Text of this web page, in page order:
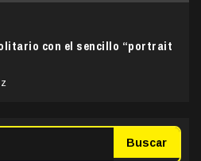
con el sencillo “portrait
Buscar